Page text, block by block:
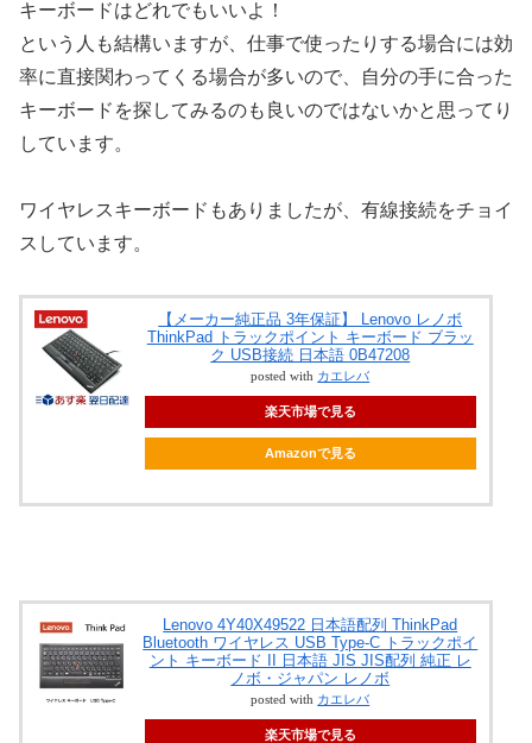
キーボードはどれでもいいよ！
という人も結構いますが、仕事で使ったりする場合には効
率に直接関わってくる場合が多いので、自分の手に合った
キーボードを探してみるのも良いのではないかと思ってり
しています。
ワイヤレスキーボードもありましたが、有線接続をチョイ
スしています。
【メーカー純正品 3年保証】 Lenovo レノボ
ThinkPad トラックポイント キーボード ブラッ
ク USB接続 日本語 0B47208
posted with カエレバ
楽天市場で見る
Amazonで見る
Lenovo 4Y40X49522 日本語配列 ThinkPad
Bluetooth ワイヤレス USB Type-C トラックポイ
ント キーボード II 日本語 JIS JIS配列 純正 レ
ノボ・ジャパン レノボ
posted with カエレバ
楽天市場で見る